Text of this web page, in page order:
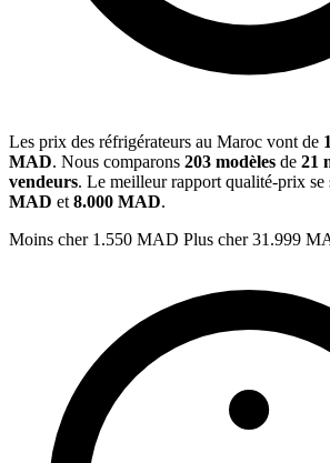
Les prix des réfrigérateurs au Maroc vont de
MAD. Nous comparons 203 modèles de 21
vendeurs. Le meilleur rapport qualité-prix se
MAD et 8.000 MAD.
Moins cher 1.550 MAD Plus cher 31.999